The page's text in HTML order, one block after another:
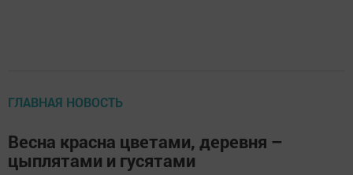
ГЛАВНАЯ НОВОСТЬ
Весна красна цветами, деревня –
цыплятами и гусятами